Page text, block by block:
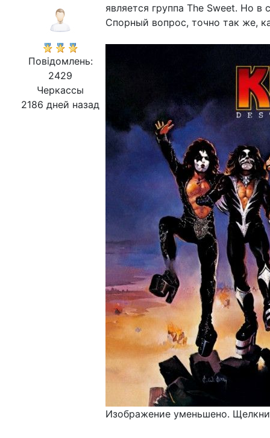
Повідомлень:
2429
Черкассы
2186 дней назад
является группа The Sweet. Но в
Спорный вопрос, точно так же,
Изображение уменьшено.